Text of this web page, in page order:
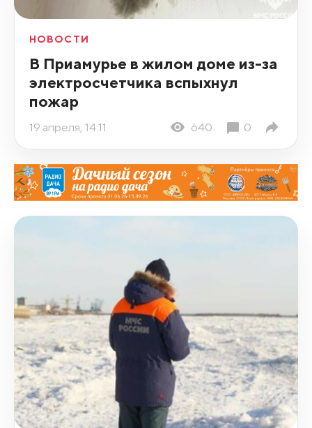
НОВОСТИ
В Приамурье в жилом доме из-за
электросчетчика вспыхнул
пожар
19 апреля, 14:11 640 0